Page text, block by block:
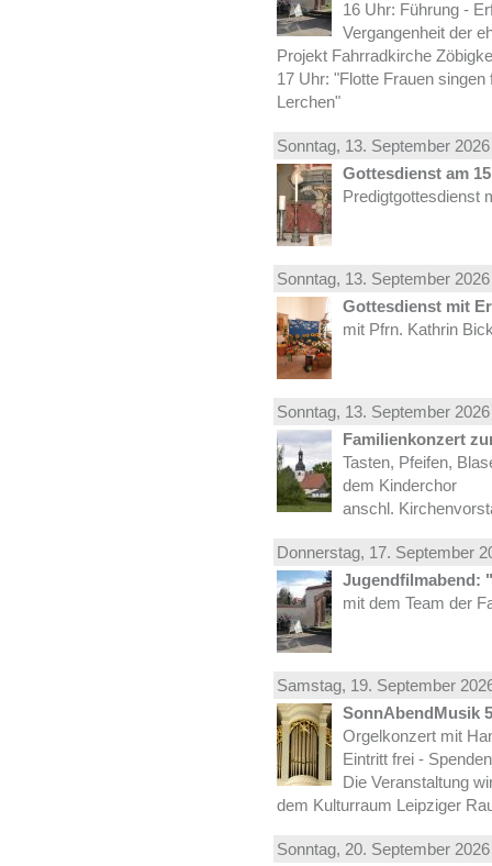
16 Uhr: Führung -
Vergangenheit der
Projekt Fahrradkirche
17 Uhr: "Flotte Frauen
Lerchen"
Sonntag, 13. September
Gottesdienst am
Predigtgottesdienst
Sonntag, 13. September
Gottesdienst mit
mit Pfrn. Kathrin
Sonntag, 13. September
Familienkonzert
Tasten, Pfeifen,
dem Kinderchor
anschl.
Donnerstag, 17. September
Jugendfilmabend:
mit dem Team der
Samstag, 19. September
SonnAbendMusik 5
Orgelkonzert mit
Eintritt frei -
Die Veranstaltung
dem Kulturraum Leipziger
Sonntag, 20. September